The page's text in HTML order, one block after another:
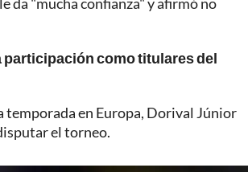
participación como titulares del
temporada en Europa, Dorival Júnior
el torneo.